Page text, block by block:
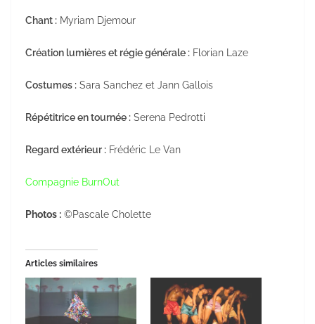
Chant : Myriam Djemour
Création lumières et régie générale : Florian Laze
Costumes : Sara Sanchez et Jann Gallois
Répétitrice en tournée : Serena Pedrotti
Regard extérieur : Frédéric Le Van
Compagnie BurnOut
Photos : ©Pascale Cholette
Articles similaires